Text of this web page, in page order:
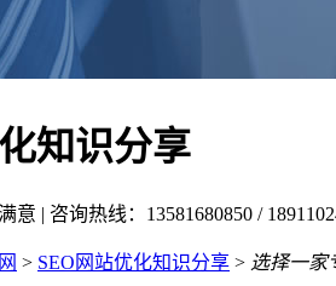
知识分享
意 | 咨询热线：13581680850 /
> SEO网站优化知识分享 > 选择一家